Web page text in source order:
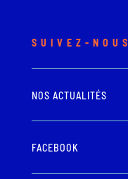
SUIVEZ-NOUS
NOS ACTUALITÉS
FACEBOOK